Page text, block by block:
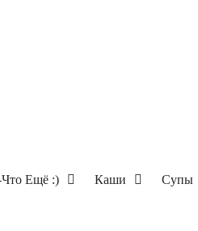
Ещё :) Каши Супы